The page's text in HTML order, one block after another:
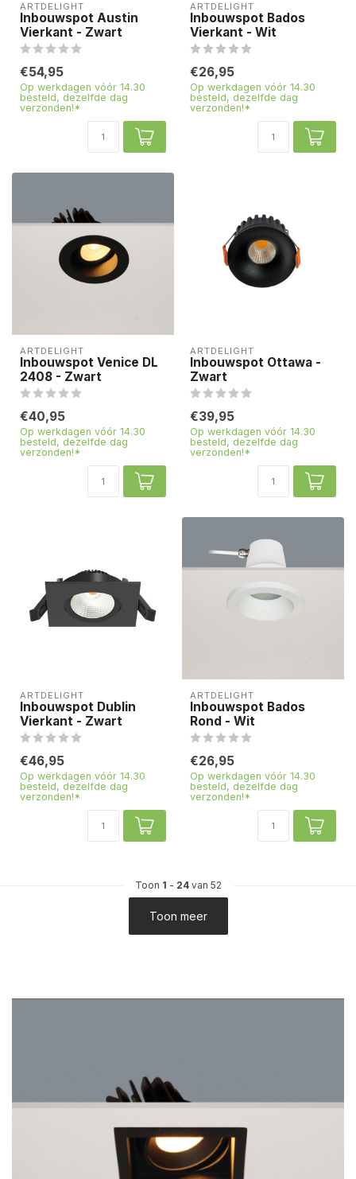
ARTDELIGHT
Inbouwspot Austin
Vierkant - Zwart
€54,95
Op werkdagen vóór 14.30
besteld, dezelfde dag
verzonden!*
ARTDELIGHT
Inbouwspot Bados
Vierkant - Wit
€26,95
Op werkdagen vóór 14.30
besteld, dezelfde dag
verzonden!*
ARTDELIGHT
Inbouwspot Venice DL
2408 - Zwart
€40,95
Op werkdagen vóór 14.30
besteld, dezelfde dag
verzonden!*
ARTDELIGHT
Inbouwspot Ottawa -
Zwart
€39,95
Op werkdagen vóór 14.30
besteld, dezelfde dag
verzonden!*
ARTDELIGHT
Inbouwspot Dublin
Vierkant - Zwart
€46,95
Op werkdagen vóór 14.30
besteld, dezelfde dag
verzonden!*
ARTDELIGHT
Inbouwspot Bados
Rond - Wit
€26,95
Op werkdagen vóór 14.30
besteld, dezelfde dag
verzonden!*
Toon 1 - 24van 52
Toon meer